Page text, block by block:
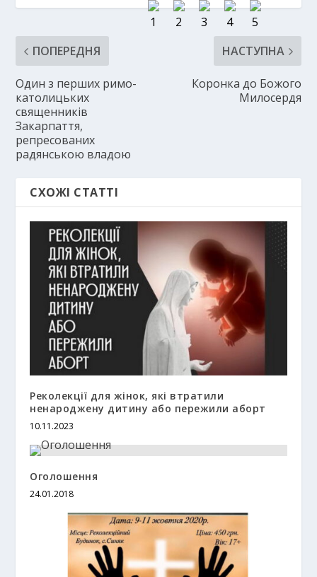
ПОПЕРЕДНЯ
Один з перших римо-
католицьких
священників
Закарпаття,
репресованих
радянською владою
НАСТУПНА
Коронка до Божого
Милосердя
СХОЖІ СТАТТІ
Реколекції для жінок, які втратили
ненароджену дитину або пережили аборт
10.11.2023
Оголошення
24.01.2018